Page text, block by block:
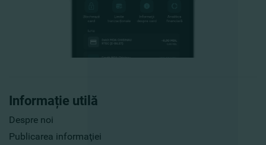
Informație utilă
Despre noi
Publicarea informaţiei